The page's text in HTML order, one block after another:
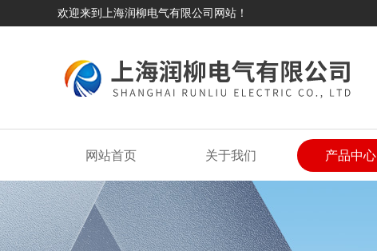
欢迎来到上海润柳电气有限公司网站！
网站首页 关于我们 产品中心